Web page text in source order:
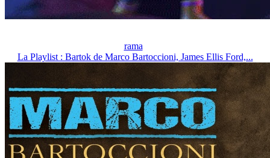
rama
La Playlist : Bartok de Marco Bartoccioni, James Ellis Ford,...